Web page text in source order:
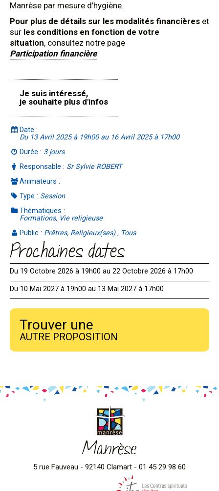
Manrèse par mesure d'hygiène.
Pour plus de détails sur les modalités financières et
sur les conditions en fonction de votre
situation, consultez notre page
Participation financière
Je suis intéressé,
je souhaite plus d'infos
Date :
Du 13 Avril 2025 à 19h00 au 16 Avril 2025 à 17h00
Durée : 3 jours
Responsable : Sr Sylvie ROBERT
Animateurs :
Type : Session
Thématiques :
Formations, Vie religieuse
Public : Prêtres, Religieux(ses) , Tous
Prochaines dates
Du 19 Octobre 2026 à 19h00 au 22 Octobre 2026 à 17h00
Du 10 Mai 2027 à 19h00 au 13 Mai 2027 à 17h00
Trouver une
AUTRE PROPOSITION
Manrèse
5 rue Fauveau - 92140 Clamart - 01 45 29 98 60